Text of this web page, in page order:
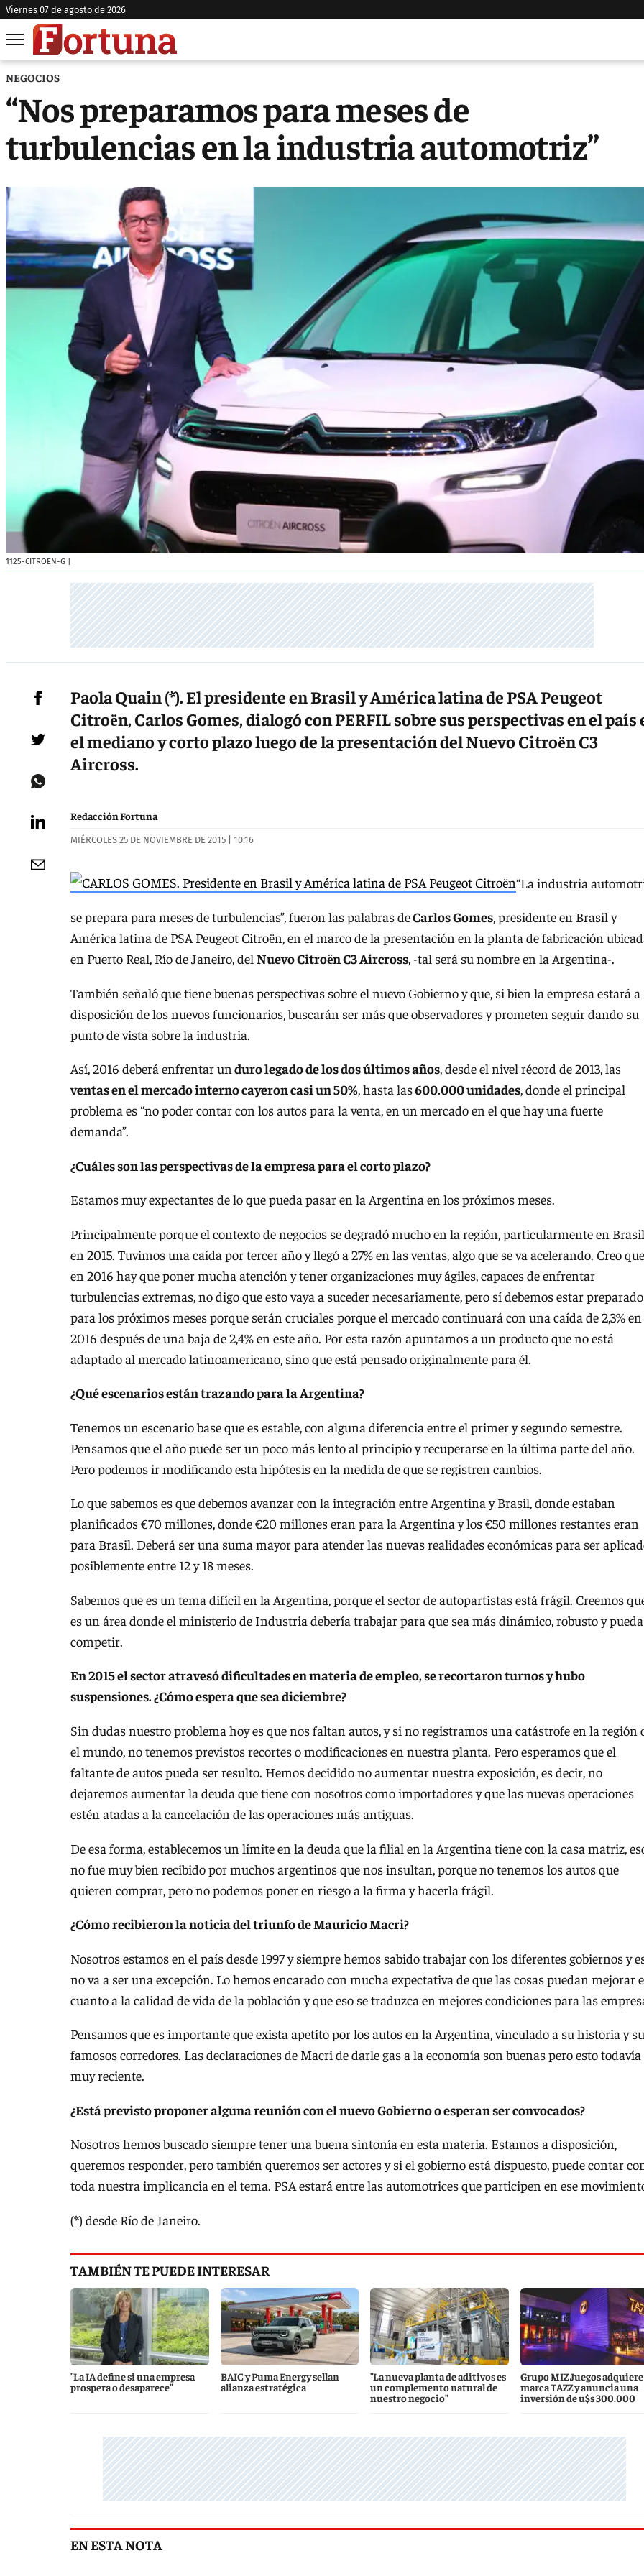
viernes 07 de agosto de 2026
NEGOCIOS
“Nos preparamos para meses de
turbulencias en la industria automotriz”
1125-CITROEN-G
Paola Quain (*). El presidente en Brasil y América latina de PSA Peugeot
Citroёn, Carlos Gomes, dialogó con PERFIL sobre sus perspectivas en el país
el mediano y corto plazo luego de la presentación del Nuevo Citroёn C3
Aircross.
Redacción Fortuna
MIÉRCOLES 25 DE NOVIEMBRE DE 2015 | 10:16
“La industria
se prepara para meses de turbulencias”, fueron las palabras deCarlos Gomes, presidente en Brasil y
América latina de PSA Peugeot Citroёn, en el marco de la presentación en la planta de fabricación
en Puerto Real, Río de Janeiro, del Nuevo Citroёn C3 Aircross, -tal será su nombre en la Argentina-.
También señaló que tiene buenas perspectivas sobre el nuevo Gobierno y que, si bien la empresa estará a
disposición de los nuevos funcionarios, buscarán ser más que observadores y prometen seguir dando su
punto de vista sobre la industria.
Así, 2016 deberá enfrentar un duro legado de los dos últimos años, desde el nivel récord de 2013, las
ventas en el mercado interno cayeron casi un 50%, hasta las600.000 unidades, donde el principal
problema es “no poder contar con los autos para la venta, en un mercado en el que hay una fuerte
demanda”.
¿Cuáles son las perspectivas de la empresa para el corto plazo?
Estamos muy expectantes de lo que pueda pasar en la Argentina en los próximos meses.
Principalmente porque el contexto de negocios se degradó mucho en la región, particularmente en Brasil
en 2015. Tuvimos una caída por tercer año y llegó a 27% en las ventas, algo que se va acelerando. Creo que
en 2016 hay que poner mucha atención y tener organizaciones muy ágiles, capaces de enfrentar
turbulencias extremas, no digo que esto vaya a suceder necesariamente, pero sí debemos estar
para los próximos meses porque serán cruciales porque el mercado continuará con una caída de 2,3% en
2016 después de una baja de 2,4% en este año. Por esta razón apuntamos a un producto que no está
adaptado al mercado latinoamericano, sino que está pensado originalmente para él.
¿Qué escenarios están trazando para la Argentina?
Tenemos un escenario base que es estable, con alguna diferencia entre el primer y segundo semestre.
Pensamos que el año puede ser un poco más lento al principio y recuperarse en la última parte del año.
Pero podemos ir modificando esta hipótesis en la medida de que se registren cambios.
Lo que sabemos es que debemos avanzar con la integración entre Argentina y Brasil, donde estaban
planificados €70 millones, donde €20 millones eran para la Argentina y los €50 millones restantes eran
para Brasil. Deberá ser una suma mayor para atender las nuevas realidades económicas para ser
posiblemente entre 12 y 18 meses.
Sabemos que es un tema difícil en la Argentina, porque el sector de autopartistas está frágil. Creemos
es un área donde el ministerio de Industria debería trabajar para que sea más dinámico, robusto y pueda
competir.
En 2015 el sector atravesó dificultades en materia de empleo, se recortaron turnos y hubo
suspensiones. ¿Cómo espera que sea diciembre?
Sin dudas nuestro problema hoy es que nos faltan autos, y si no registramos una catástrofe en la región
el mundo, no tenemos previstos recortes o modificaciones en nuestra planta. Pero esperamos que el
faltante de autos pueda ser resulto. Hemos decidido no aumentar nuestra exposición, es decir, no
dejaremos aumentar la deuda que tiene con nosotros como importadores y que las nuevas operaciones
estén atadas a la cancelación de las operaciones más antiguas.
De esa forma, establecemos un límite en la deuda que la filial en la Argentina tiene con la casa matriz,
no fue muy bien recibido por muchos argentinos que nos insultan, porque no tenemos los autos que
quieren comprar, pero no podemos poner en riesgo a la firma y hacerla frágil.
¿Cómo recibieron la noticia del triunfo de Mauricio Macri?
Nosotros estamos en el país desde 1997 y siempre hemos sabido trabajar con los diferentes gobiernos y
no va a ser una excepción. Lo hemos encarado con mucha expectativa de que las cosas puedan mejorar
cuanto a la calidad de vida de la población y que eso se traduzca en mejores condiciones para las
Pensamos que es importante que exista apetito por los autos en la Argentina, vinculado a su historia y
famosos corredores. Las declaraciones de Macri de darle gas a la economía son buenas pero esto todavía
muy reciente.
¿Está previsto proponer alguna reunión con el nuevo Gobierno o esperan ser convocados?
Nosotros hemos buscado siempre tener una buena sintonía en esta materia. Estamos a disposición,
queremos responder, pero también queremos ser actores y si el gobierno está dispuesto, puede contar
toda nuestra implicancia en el tema. PSA estará entre las automotrices que participen en ese
(*) desde Río de Janeiro.
TAMBIÉN TE PUEDE INTERESAR
"La IA define si una empresa
prospera o desaparece"
BAIC y Puma Energy sellan
alianza estratégica
"La nueva planta de aditivos es
un complemento natural de
nuestro negocio"
Grupo MIZ Juegos
marca TAZZ y anuncia una
inversión de u$s 300.000
EN ESTA NOTA